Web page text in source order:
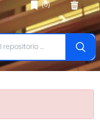
(0)